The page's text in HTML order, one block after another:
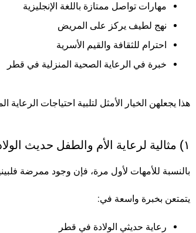
مهارات تواصل ممتازة باللغة الإنجليزية
نهج لطيف يركز على المريض
احترام للثقافة والقيم الأسرية
خبرة في الرعاية الصحية المنزلية في قطر
هذا يجعلهن الخيار الأمثل لتلبية احتياجات
١) مثالية لرعاية الأم والطفل حديث الولادة في المنزل
بالنسبة للأمهات لأول مرة، فإن وجود ممرضة
يتمتعن بخبرة واسعة في:
رعاية حديثي الولادة في قطر